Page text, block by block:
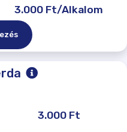
3.000 Ft/Alkalom
3.000 Ft